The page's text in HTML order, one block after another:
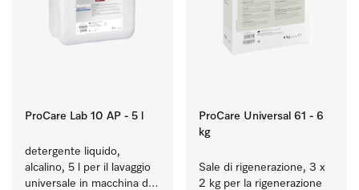
ProCare Lab 10 AP - 5 l
detergente liquido,
alcalino, 5 l per il lavaggio
universale in macchina di
ProCare Universal 61 - 6
kg
Sale di rigenerazione, 3 x
2 kg per la rigenerazione